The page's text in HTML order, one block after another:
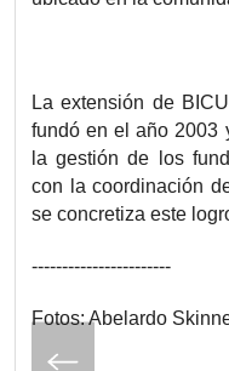
La extensión de
fundó en el año 2003
la gestión de los
con la coordinación
se concretiza este
-----------------------
Fotos: Abelardo